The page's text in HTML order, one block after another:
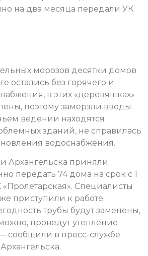
на два месяца передали УК
морозов десятки домов
остались без горячего и
в этих «деревяшках»
поэтому замерзли вводы.
ведении находятся
зданий, не справилась
водоснабжения.
Архангельска приняли
передать 74 дома на срок с 1
«Пролетарская». Специалисты
приступили к работе.
трубы будут заменены,
проведут утепление
сообщили в пресс-службе